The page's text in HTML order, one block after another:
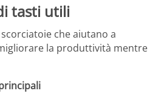
tasti utili
che aiutano a
la produttività mentre